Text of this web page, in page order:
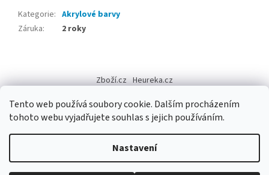
Tento web používá soubory cookie. Dalším procházením
tohoto webu vyjadřujete souhlas s jejich používáním.
Nastavení
Kategorie: Akrylové barvy
Záruka: 2 roky
p
Zboží.cz Heureka.cz